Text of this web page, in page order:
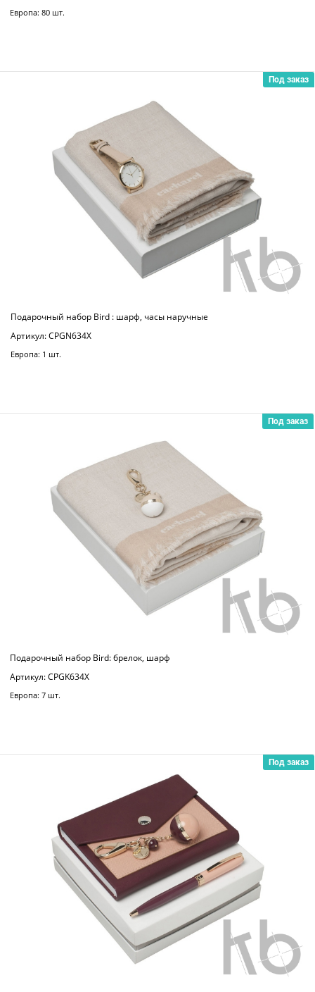
Европа: 80 шт.
Под заказ
Подарочный набор Bird : шарф, часы наручные
Артикул: CPGN634X
Европа: 1 шт.
Под заказ
Подарочный набор Bird: брелок, шарф
Артикул: CPGK634X
Европа: 7 шт.
Под заказ